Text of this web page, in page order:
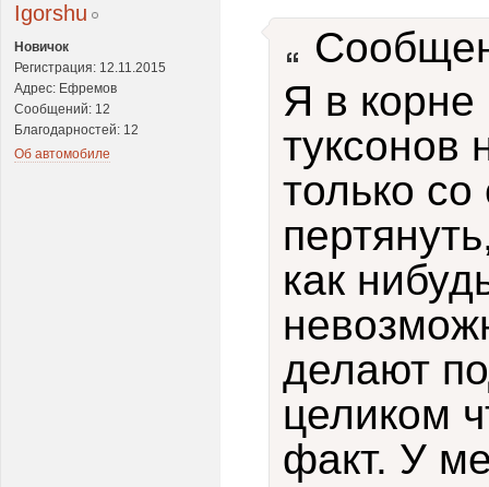
Igorshu
Новичок
Регистрация: 12.11.2015
Адрес: Ефремов
Сообщений: 12
Благодарностей: 12
Об автомобиле
Я в корне
туксонов
только
как
делают
целиком
факт. У